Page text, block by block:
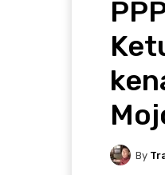
By